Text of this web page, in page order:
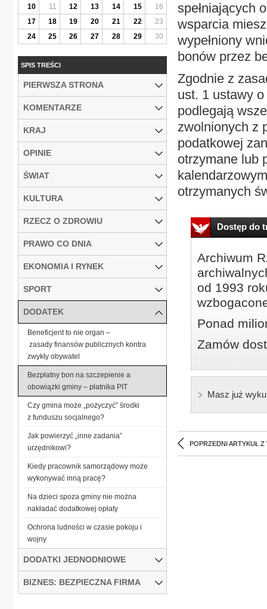
spełniających
wsparcia
wypełniony
bonów przez
Zgodnie z
ust. 1 ustawy
podlegają
zwolnionych z
podatkowej
otrzymane lub
otrzymanych
Dostęp do
Archiwum
od 1993
Ponad
Zamów
Masz już
POPRZEDNI ARTYKUŁ Z
10
11 12 13 14 15
16
17
18 19 20 21 22
23
24
25 26 27 28 29 30
SPIS TREŚCI
PIERWSZA STRONA
KOMENTARZE
KRAJ
OPINIE
ŚWIAT
KULTURA
RZECZ O ZDROWIU
PRAWO CO DNIA
EKONOMIA I RYNEK
SPORT
DODATEK
Beneficjent to nie organ –
zasady finansów publicznych kontra
zwykły obywatel
Bezpłatny bon na szczepienie a
obowiązki gminy – płatnika PIT
Czy gmina może „pożyczyć” środki
z funduszu socjalnego?
Jak powierzyć „inne zadania”
urzędnikowi?
Kiedy pracownik samorządowy może
wykonywać inną pracę?
Na dzieci spoza gminy nie można
nakładać dodatkowej opłaty
Ochrona ludności w czasie pokoju i
wojny
DODATKI JEDNODNIOWE
BIZNES: BEZPIECZNA FIRMA